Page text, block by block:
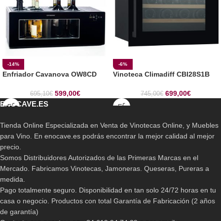
-14%
Enfriador Cavanova OW8CD
695,10€ 599,00€
-6%
Vinoteca Climadiff CBI28S1B
745,00€ 699,00€
ENOCAVE.ES
Tienda Online Especializada en Venta de Vinotecas Online, y Muebles
para Vino. En enocave.es podrás encontrar la mejor calidad al mejor
precio.
Somos Distribuidores Autorizados de las Primeras Marcas en el
Mercado. Fabricamos Vinotecas, Jamoneras. Queseras, Pureras a
medida.
Pago totalmente seguro. Disponibilidad en tan solo 24/72 horas en tu
casa o negocio. Productos con total Garantía de Fabricación (2 años
de garantía)